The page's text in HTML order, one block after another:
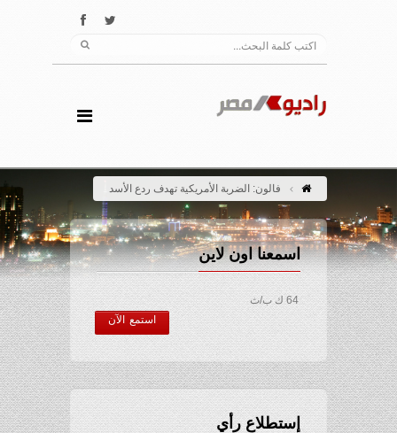
فالون: الضربة الأمريكية تهدف ردع الأسد
اسمعنا اون لاين
64 ك ب/ث
استمع الآن
إستطلاع رأي